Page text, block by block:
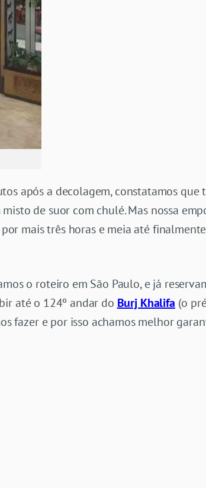
após a decolagem, constatamos
de suor com chulé. Mas nossa
mais três horas e meia até
o roteiro em São Paulo, e já
até o 124º andar do Burj Khalifa (o
fazer e por isso achamos melhor